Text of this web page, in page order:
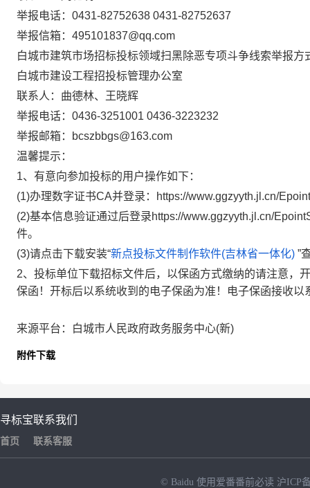
举报电话： 0431-82752638 0431-82752637
举报信箱： 495101837@qq.com
白城市建筑市场招标投标领域扫黑除恶专项斗争线索举报方
白城市建设工程招投标管理办公室
联系人：曲德林、王晓辉
举报电话： 0436-3251001 0436-3223232
举报邮箱：
bcszbbgs@163.com
温馨提示：
1、有意向参加投标的用户操作如下：
(1)办理数字证书CA并登录：https://www.ggzyyth.jl.cn/
(2)基本信息验证通过后登录https://www.ggzyyth.jl.cn/
件。
(3)请点击下载安装“新点投标文件制作软件(吉林省一体化) ”
2、投标单位下载招标文件后，以保函方式缴纳的请注意，
保函！开标后以系统收到的电子保函为准！电子保函接收以
来源平台：白城市人民政府政务服务中心(新)
附件下载
寻标宝
首页
联系我们
联系客服
© Baidu 使用爱番番前必读 沪ICP